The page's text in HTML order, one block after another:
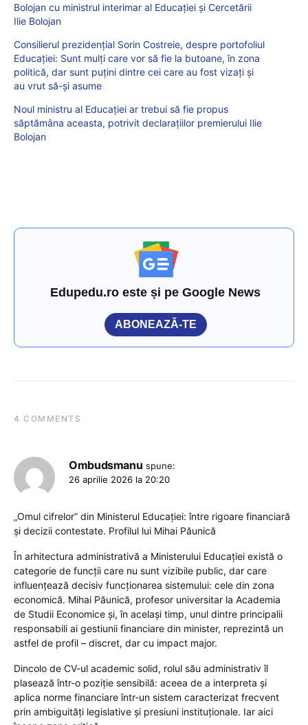
Bolojan cu ministrul interimar al Educației și Cercetării
Ilie Bolojan
Consilierul prezidențial Sorin Costreie, despre portofoliul
Educației: Sunt mulți care vor să fie la butoane, în zona
politică, dar sunt puțini dintre cei care au fost vizați și
au vrut să-și asume
Noul ministru al Educației ar trebui să fie propus
săptămâna aceasta, potrivit declarațiilor premierului Ilie
Bolojan
Edupedu.ro este și pe Google News
ABONEAZĂ-TE
4 COMMENTS
Ombudsmanu spune:
26 aprilie 2026 la 20:20
„Omul cifrelor” din Ministerul Educației: între rigoare financiară
și decizii contestate. Profilul lui Mihai Păunică
În arhitectura administrativă a Ministerului Educației există o
categorie de funcții care nu sunt vizibile public, dar care
influențează decisiv funcționarea sistemului: cele din zona
economică. Mihai Păunică, profesor universitar la Academia
de Studii Economice și, în același timp, unul dintre principalii
responsabili ai gestiunii financiare din minister, reprezintă un
astfel de profil – discret, dar cu impact major.
Dincolo de CV-ul academic solid, rolul său administrativ îl
plasează într-o poziție sensibilă: aceea de a interpreta și
aplica norme financiare într-un sistem caracterizat frecvent
prin ambiguități legislative și presiuni instituționale. Iar aici